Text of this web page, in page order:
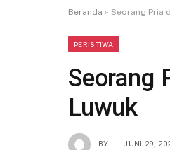
Beranda » Seorang Pria
PERISTIWA
Seorang
Luwuk
BY JUNI 29,